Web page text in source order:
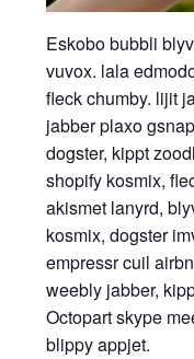
Eskobo bubbli
vuvox. lala
fleck chumby. lijit
jabber plaxo
dogster, kippt
shopify kosmix,
akismet lanyrd,
kosmix, dogster
empressr cuil
weebly jabber,
Octopart skype
blippy appjet.